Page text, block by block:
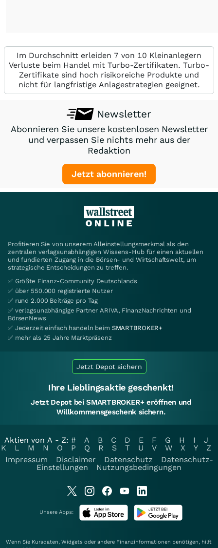
Im Durchschnitt erleiden 7 von 10 Kleinanlegern
Verluste beim Handel mit Turbo-Zertifikaten. Turbo-
Zertifikate sind hoch risikoreiche Produkte und
nicht für langfristige Anlagestrategien geeignet.
Newsletter
Abonnieren Sie unsere kostenlosen Newsletter
und verpassen Sie nichts mehr aus der
Redaktion
Jetzt abonnieren!
Profitieren Sie von unserem Alleinstellungsmerkmal als den
zentralen verlagsunabhängigen Wissens-Hub für einen aktuellen
und fundierten Zugang in die Börsen- und Wirtschaftswelt, um
strategische Entscheidungen zu treffen.
✅ Größte Finanz-Community Deutschlands
✅ über 550.000 registrierte Nutzer
✅ rund 2.000 Beiträge pro Tag
✅ verlagsunabhängige Partner ARIVA, FinanzNachrichten und
BörsenNews
✅ Jederzeit einfach handeln beim SMARTBROKER+
✅ mehr als 25 Jahre Marktpräsenz
Jetzt Depot sichern
Ihre Lieblingsaktie geschenkt!
Jetzt Depot bei SMARTBROKER+ eröffnen und
Willkommensgeschenk sichern.
Aktien von A - Z: # A B C D E F G H I
J
K
L M N O P Q R S T U V W X Y
Z
Impressum
Disclaimer Datenschutz
Datenschutz-
Einstellungen
Nutzungsbedingungen
Unsere Apps:
Wenn Sie Kursdaten, Widgets oder andere Finanzinformationen benötigen, hilft